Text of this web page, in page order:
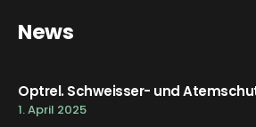
News
Optrel. Schweisser- und
1. April 2025